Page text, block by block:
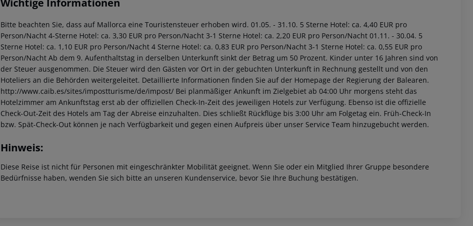
Wichtige Informationen
Bitte beachten Sie, dass auf Mallorca eine Touristensteuer erhoben wird. 01.05. - 31.10. 5 Sterne Hotel: ca. 4,40 EUR pro
Person/Nacht 4-Sterne Hotel: ca. 3,30 EUR pro Person/Nacht 3-1 Sterne Hotel: ca. 2,20 EUR pro Person/Nacht 01.11. - 30.04. 5
Sterne Hotel: ca. 1,10 EUR pro Person/Nacht 4 Sterne Hotel: ca. 0,83 EUR pro Person/Nacht 3-1 Sterne Hotel: ca. 0,55 EUR pro
Person/Nacht Ab dem 9. Aufenthaltstag in derselben Unterkunft sinkt der Betrag um 50 Prozent. Kinder unter 16 Jahren sind von
der Steuer ausgenommen. Die Steuer wird den Gästen vor Ort in der gebuchten Unterkunft in Rechnung gestellt und von den
Hoteliers an die Behörden weitergeleitet. Detaillierte Informationen finden Sie auf der Homepage der Regierung der Balearen.
http://www.caib.es/sites/impostturisme/de/impost/ Bei planmäßiger Ankunft im Zielgebiet ab 04:00 Uhr morgens steht das
Hotelzimmer am Ankunftstag erst ab der offiziellen Check-In-Zeit des jeweiligen Hotels zur Verfügung. Ebenso ist die offizielle
Check-Out-Zeit des Hotels am Tag der Abreise einzuhalten. Dies schließt Rückflüge bis 3:00 Uhr am Folgetag ein. Früh-Check-In
bzw. Spät-Check-Out können je nach Verfügbarkeit und gegen einen Aufpreis über unser Service Team hinzugebucht werden.
Hinweis:
Diese Reise ist nicht für Personen mit eingeschränkter Mobilität geeignet. Wenn Sie oder ein Mitglied Ihrer Gruppe besondere
Bedürfnisse haben, wenden Sie sich bitte an unseren Kundenservice, bevor Sie Ihre Buchung bestätigen.